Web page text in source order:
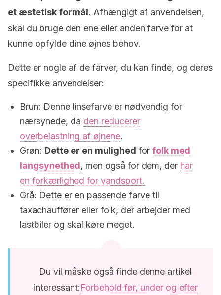
et æstetisk formål. Afhængigt af anvendelsen,
skal du bruge den ene eller anden farve for at
kunne opfylde dine øjnes behov.
Dette er nogle af de farver, du kan finde, og deres
specifikke anvendelser:
Brun: Denne linsefarve er nødvendig for
nærsynede, da den reducerer
overbelastning af øjnene.
Grøn: Dette er en mulighed for folk med
langsynethed, men også for dem, der har
en forkærlighed for vandsport.
Grå: Dette er en passende farve til
taxachauffører eller folk, der arbejder med
lastbiler og skal køre meget.
Du vil måske også finde denne artikel
interessant:Forbehold før, under og efter